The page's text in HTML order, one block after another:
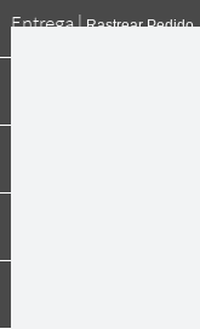
Entrega |Rastrear Pedido